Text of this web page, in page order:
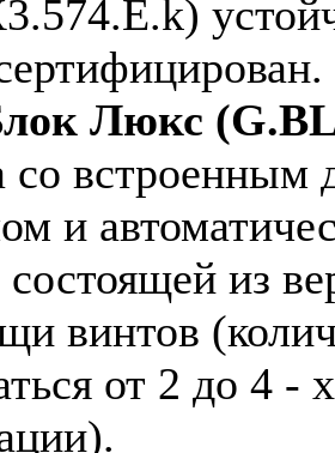
Люкс
со встроенным
и
из
винтов
от 2 до 4 -